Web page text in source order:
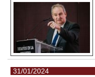
31/01/2024